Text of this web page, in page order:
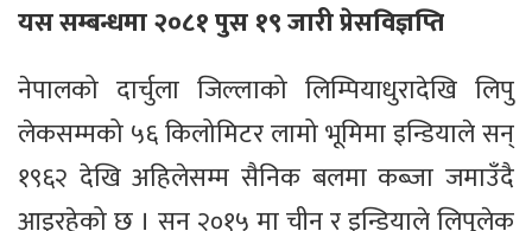
यस सम्बन्धमा २०८१ पुस १९ जारी प्रेसविज्ञप्ति
नेपालको दार्चुला जिल्लाको लिम्पियाधुरादेखि लिपु
लेकसम्मको ५६ किलोमिटर लामो भूमिमा इन्डियाले सन्
१९६२ देखि अहिलेसम्म सैनिक बलमा कब्जा जमाउँदै